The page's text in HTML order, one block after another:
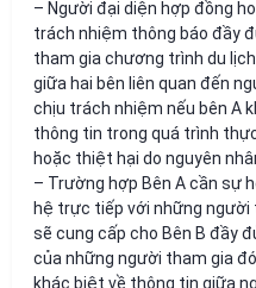
– Người đại diện hợp đồng
trách nhiệm thông báo đầy
tham gia chương trình du
giữa hai bên liên quan đến
chịu trách nhiệm nếu bên A
thông tin trong quá trình
hoặc thiệt hại do nguyên
– Trường hợp Bên A cần sự
hệ trực tiếp với những
sẽ cung cấp cho Bên B đầy
của những người tham gia
khác biệt về thông tin giữa